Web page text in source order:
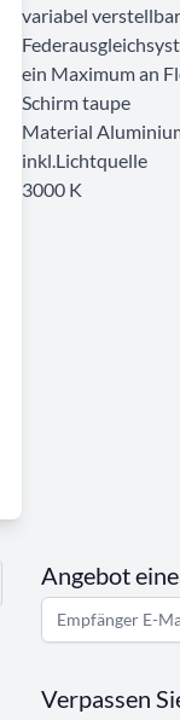
variabel
ein Maximum an
Schirm taupe
Material
inkl.Lichtquelle
3000 K
Angebot
Verpassen